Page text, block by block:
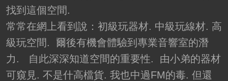
找到這個空間.
常常在網上看到說：初級玩器材. 中級玩線材. 高
級玩空間. 爾後有機會體驗到專業音響室的潛
力. 自此深深知道空間的重要性. 由小弟的器材
可窺見. 不是什高檔貨. 我也中過FM的毒. 但還